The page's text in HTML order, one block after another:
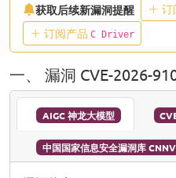
获取后续新漏洞提醒 订
订阅产品 C Driver
一、 漏洞 CVE-2026-
AIGC 神龙大模型
中国国家信息安全漏洞库